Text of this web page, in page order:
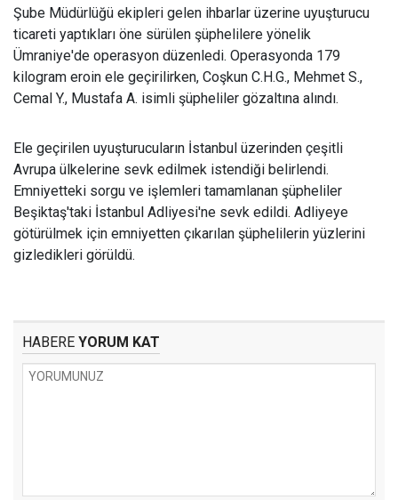
Şube Müdürlüğü ekipleri gelen ihbarlar üzerine uyuşturucu
ticareti yaptıkları öne sürülen şüphelilere yönelik
Ümraniye'de operasyon düzenledi. Operasyonda 179
kilogram eroin ele geçirilirken, Coşkun C.H.G., Mehmet S.,
Cemal Y., Mustafa A. isimli şüpheliler gözaltına alındı.
Ele geçirilen uyuşturucuların İstanbul üzerinden çeşitli
Avrupa ülkelerine sevk edilmek istendiği belirlendi.
Emniyetteki sorgu ve işlemleri tamamlanan şüpheliler
Beşiktaş'taki İstanbul Adliyesi'ne sevk edildi. Adliyeye
götürülmek için emniyetten çıkarılan şüphelilerin yüzlerini
gizledikleri görüldü.
HABERE YORUM KAT